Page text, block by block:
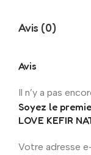
Avis (0)
Avis
Il n’y a pas
Soyez le
LOVE KEFIR
Votre adresse